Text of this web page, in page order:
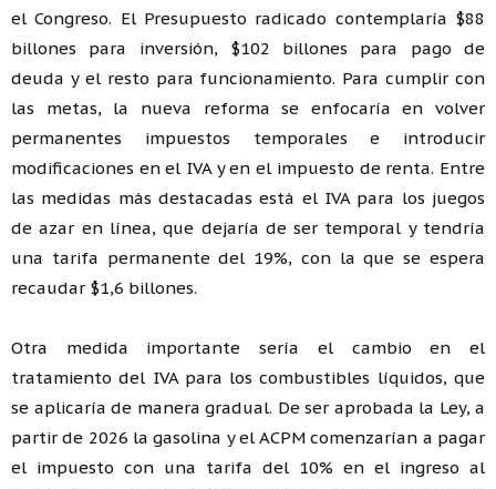
el Congreso. El Presupuesto radicado contemplaría $88
billones para inversión, $102 billones para pago de
deuda y el resto para funcionamiento. Para cumplir con
las metas, la nueva reforma se enfocaría en volver
permanentes impuestos temporales e introducir
modificaciones en el IVA y en el impuesto de renta. Entre
las medidas más destacadas está el IVA para los juegos
de azar en línea, que dejaría de ser temporal y tendría
una tarifa permanente del 19%, con la que se espera
recaudar $1,6 billones.
Otra medida importante sería el cambio en el
tratamiento del IVA para los combustibles líquidos, que
se aplicaría de manera gradual. De ser aprobada la Ley, a
partir de 2026 la gasolina y el ACPM comenzarían a pagar
el impuesto con una tarifa del 10% en el ingreso al